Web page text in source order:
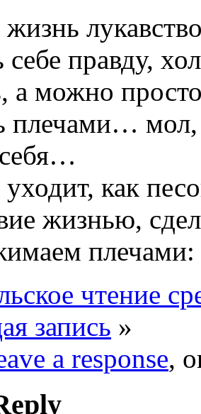
правду,
а можно
плечами…
как
жизнью,
плечами:
чтение
запись »
a response,